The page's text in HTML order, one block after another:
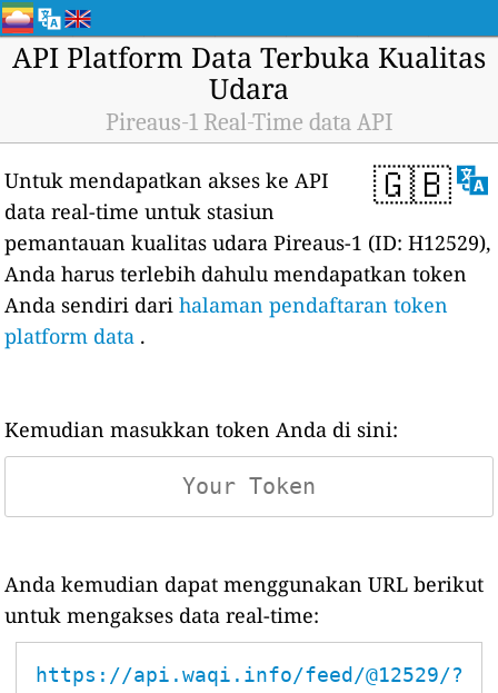
API Platform Data Terbuka Kualitas
Udara
Pireaus-1 Real-Time data API
🇬🇧
Untuk mendapatkan akses ke API
data real-time untuk stasiun
pemantauan kualitas udara Pireaus-1 (ID: H12529),
Anda harus terlebih dahulu mendapatkan token
Anda sendiri darihalaman pendaftaran token
platform data .
Kemudian masukkan token Anda di sini:
Anda kemudian dapat menggunakan URL berikut
untuk mengakses data real-time:
https://api.waqi.info/feed/@12529/?